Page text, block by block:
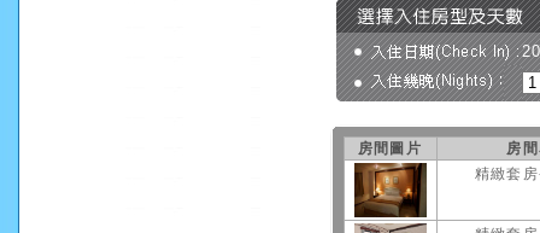
房間圖片
房
精緻套